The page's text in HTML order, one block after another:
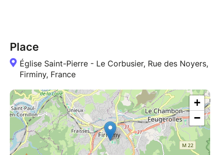
Place
Église Saint-Pierre - Le Corbusier, Rue des Noyers,
Firminy, France
+
−